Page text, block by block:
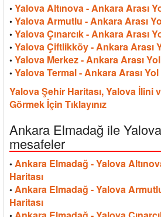
• Yalova Altınova - Ankara Arası
• Yalova Armutlu - Ankara Arası
• Yalova Çınarcık - Ankara Arası
• Yalova Çiftlikköy - Ankara Arası
• Yalova Merkez - Ankara Arası
• Yalova Termal - Ankara Arası
Yalova Şehir Haritası, Yalova İlini
Görmek İçin Tıklayınız
Ankara Elmadağ ile
mesafeler
• Ankara Elmadağ - Yalova
Haritası
• Ankara Elmadağ - Yalova
Haritası